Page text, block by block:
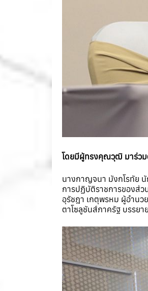
โดยมีผู้ทรงคุณวุฒิ มาร่วม
นางกาญจนา มังกโรทัย
การปฏิบัติราชการของส่ว
อุรัชฎา เกตุพรหม ผู้อำนว
ตาโซลูชันส์ภาครัฐ บรรย